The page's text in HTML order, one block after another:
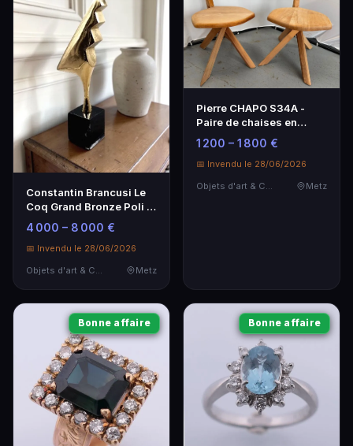
Constantin Brancusi Le
Coq Grand Bronze Poli à
Patine Dorée
4 000 – 8 000 €
📅 Invendu le 28/06/2026
Objets d'art & Curiosités
Metz
Pierre CHAPO S34A -
Paire de chaises en
orme, édition Seltz, 1973
1 200 – 1 800 €
📅 Invendu le 28/06/2026
Metz
Bonne affaire Bonne affaire